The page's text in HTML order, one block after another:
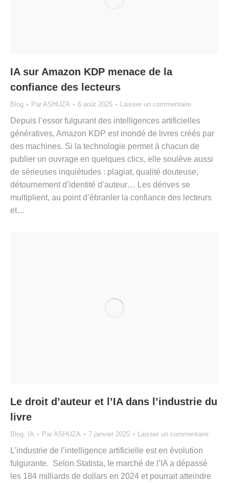
IA sur Amazon KDP menace de la
confiance des lecteurs
Blog Par ASHUZA 6 août 2025 Laisser un commentaire
Depuis l’essor fulgurant des intelligences artificielles
génératives, Amazon KDP est inondé de livres créés par
des machines. Si la technologie permet à chacun de
publier un ouvrage en quelques clics, elle soulève aussi
de sérieuses inquiétudes : plagiat, qualité douteuse,
détournement d’identité d’auteur… Les dérives se
multiplient, au point d’ébranler la confiance des lecteurs
et…
Le droit d’auteur et l’IA dans l’industrie du
livre
Blog, IA Par ASHUZA 7 janvier 2025 Laisser un commentaire
L’industrie de l’intelligence artificielle est en évolution
fulgurante. Selon Statista, le marché de l’IA a dépassé
les 184 milliards de dollars en 2024 et pourrait atteindre